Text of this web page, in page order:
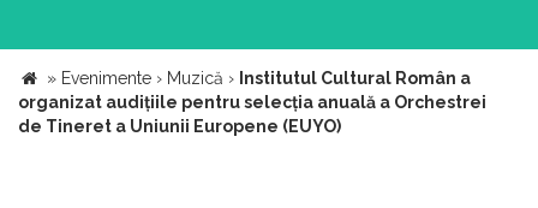
» Evenimente › Muzică › Institutul Cultural Român a
organizat audițiile pentru selecția anuală a Orchestrei
de Tineret a Uniunii Europene (EUYO)